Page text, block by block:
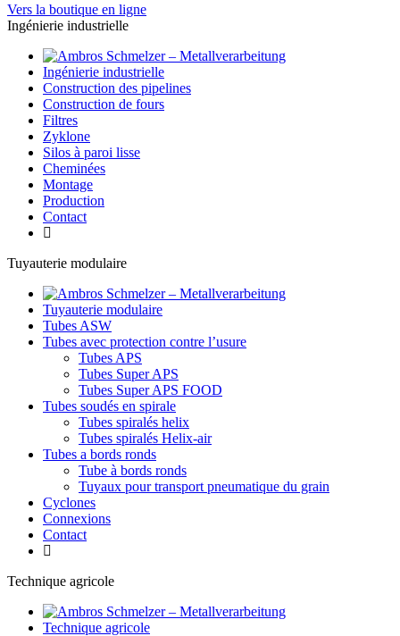
Vers la boutique en ligne
Ingénierie industrielle
Ingénierie industrielle
Construction des pipelines
Construction de fours
Filtres
Zyklone
Silos à paroi lisse
Cheminées
Montage
Production
Contact
Tuyauterie modulaire
Tuyauterie modulaire
Tubes ASW
Tubes avec protection contre l’usure
Tubes APS
Tubes Super APS
Tubes Super APS FOOD
Tubes soudés en spirale
Tubes spiralés helix
Tubes spiralés Helix-air
Tubes a bords ronds
Tube à bords ronds
Tuyaux pour transport pneumatique du grain
Cyclones
Connexions
Contact
Technique agricole
Technique agricole